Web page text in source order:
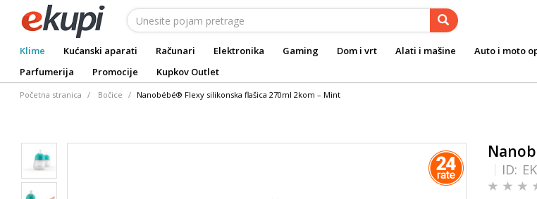
Klime Kućanski aparati Računari Elektronika Gaming Dom i vrt Alati i mašine Auto i moto
Parfumerija
Promocije Kupkov Outlet
Početna stranica Bočice Nanobébé® Flexy silikonska flašica 270ml 2kom – Mint
ID: